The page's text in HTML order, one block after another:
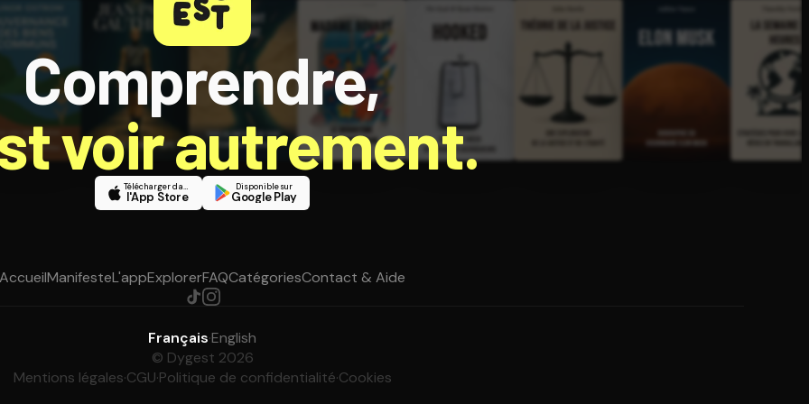
Comprendre,
voir autrement.
Télécharger dans
l'App Store
Disponible sur
Google Play
AccueilManifesteL'appExplorerFAQCatégoriesContact & Aide
Français·English
© Dygest 2026
Mentions légales·CGU·Politique de confidentialité·Cookies